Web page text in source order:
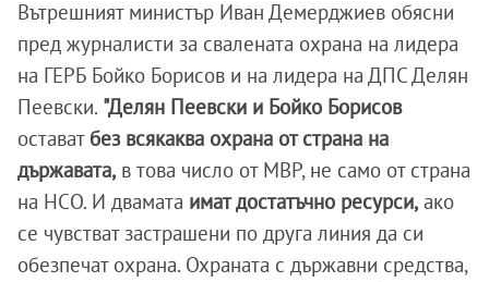
Вътрешният министър Иван Демерджиев обясни
пред журналисти за свалената охрана на лидера
на ГЕРБ Бойко Борисов и на лидера на ДПС Делян
Пеевски. "Делян Пеевски и Бойко Борисов
остават без всякаква охрана от страна на
държавата, в това число от МВР, не само от страна
на НСО. И двамата имат достатъчно ресурси, ако
се чувстват застрашени по друга линия да си
обезпечат охрана. Охраната с държавни средства,